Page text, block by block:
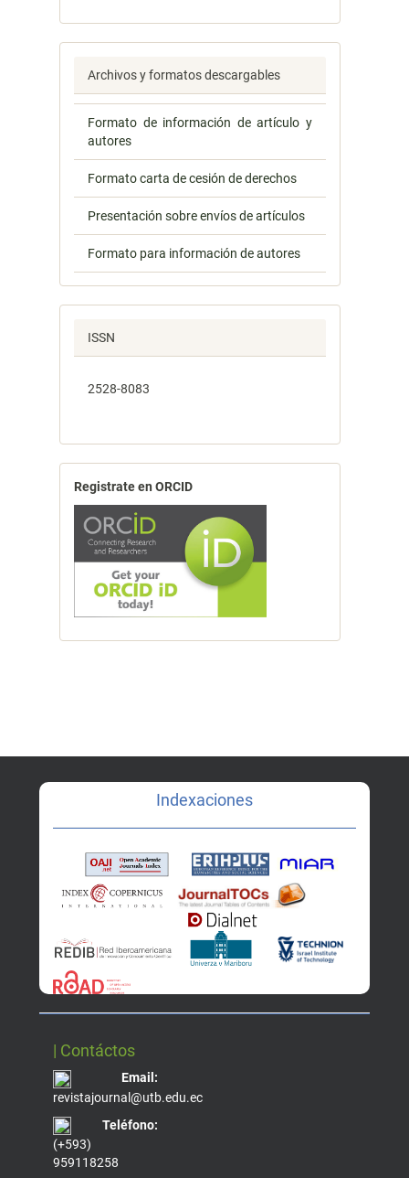
Archivos y formatos descargables
Formato de información de artículo y
autores
Formato carta de cesión de derechos
Presentación sobre envíos de artículos
Formato para información de autores
ISSN
2528-8083
Registrate en ORCID
Indexaciones
| Contáctos
Email:
revistajournal@utb.edu.ec
Teléfono:
(+593)
959118258